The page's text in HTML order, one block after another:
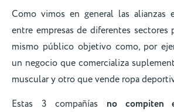
Como vimos en general las alianzas
entre empresas de diferentes
mismo público objetivo como, por
un negocio que comercializa
muscular y otro que vende ropa
Estas 3 compañías no compiten